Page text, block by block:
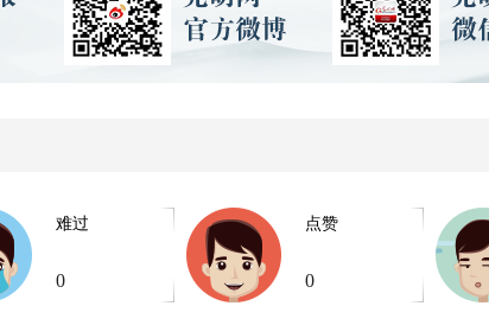
难过
0
点赞
0